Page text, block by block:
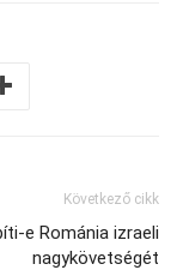
Következő cikk
e Románia izraeli
nagykövetségét